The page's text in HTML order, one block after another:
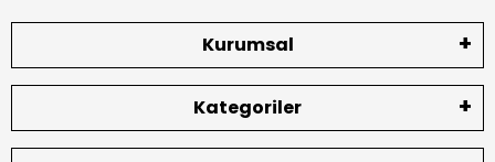
Kurumsal
Kategoriler